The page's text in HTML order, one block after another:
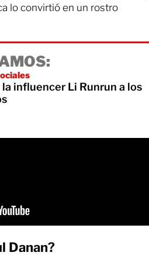
lo convirtió en un rostro
influencer Li Runrun a los
Danan?